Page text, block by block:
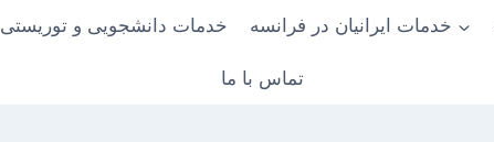
خدمات دانشجویی و توریستی خدمات ایرانیان در فرانسه
تماس با ما